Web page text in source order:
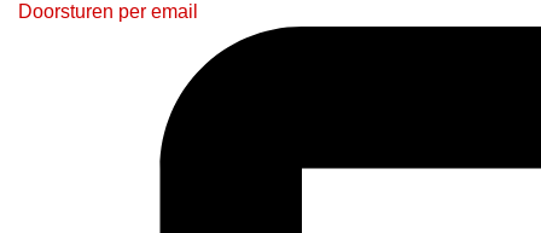
Doorsturen per email